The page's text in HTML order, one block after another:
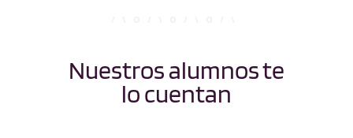
Nuestros alumnos te
lo cuentan